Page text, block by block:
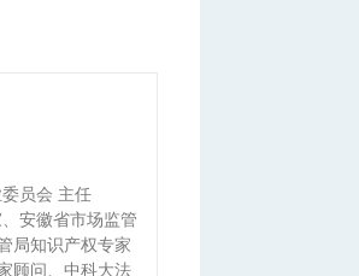
员会 主任
安徽省市场监管
局知识产权专家
顾问、中科大法